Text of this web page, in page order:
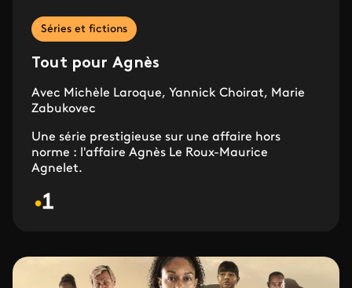
Séries et fictions
Tout pour Agnès
Avec Michèle Laroque, Yannick Choirat, Marie
Zabukovec
Une série prestigieuse sur une affaire hors
norme : l'affaire Agnès Le Roux-Maurice
Agnelet.